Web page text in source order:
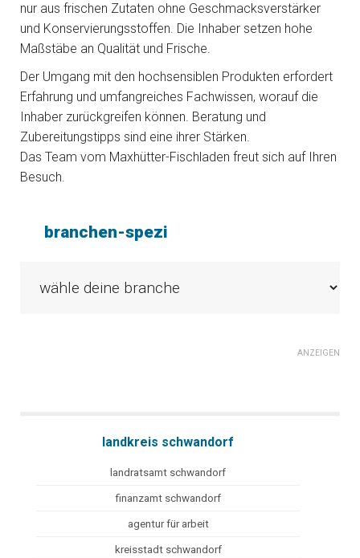
nur aus frischen Zutaten ohne Geschmacksverstärker
und Konservierungsstoffen. Die Inhaber setzen hohe
Maßstäbe an Qualität und Frische.
Der Umgang mit den hochsensiblen Produkten erfordert
Erfahrung und umfangreiches Fachwissen, worauf die
Inhaber zurückgreifen können. Beratung und
Zubereitungstipps sind eine ihrer Stärken.
Das Team vom Maxhütter-Fischladen freut sich auf Ihren
Besuch.
branchen-spezi
ANZEIGEN
landkreis schwandorf
landratsamt schwandorf
finanzamt schwandorf
agentur für arbeit
kreisstadt schwandorf